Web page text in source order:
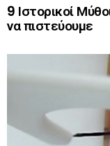
9 Ιστορικοί
να πιστεύουμε